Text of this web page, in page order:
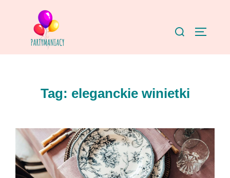
Search
Tag: eleganckie winietki